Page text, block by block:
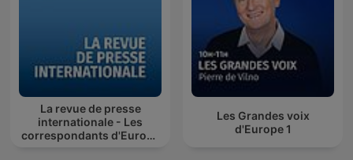
La revue de presse
internationale - Les
correspondants d'Europe
Les Grandes voix
d'Europe 1